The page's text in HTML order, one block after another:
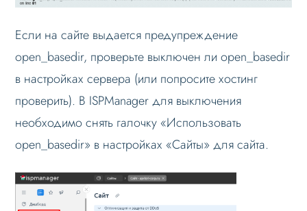
Установка при многосайтовости
Ошибки при установке
Активировал купон, но решение не
Не устанавливается решение
Ошибка: Class 'AprioriCorp' not found
Ошибка: Warning open_basedir
Ошибка: Обнаружены ошибки в
работе сайта
Если на сайте выдается предупреждение
open_basedir, проверьте выключен ли open_basedir
в настройках сервера (или попросите хостинг
проверить). В ISPManager для выключения
необходимо снять галочку «Использовать
open_basedir» в настройках «Сайты» для сайта.